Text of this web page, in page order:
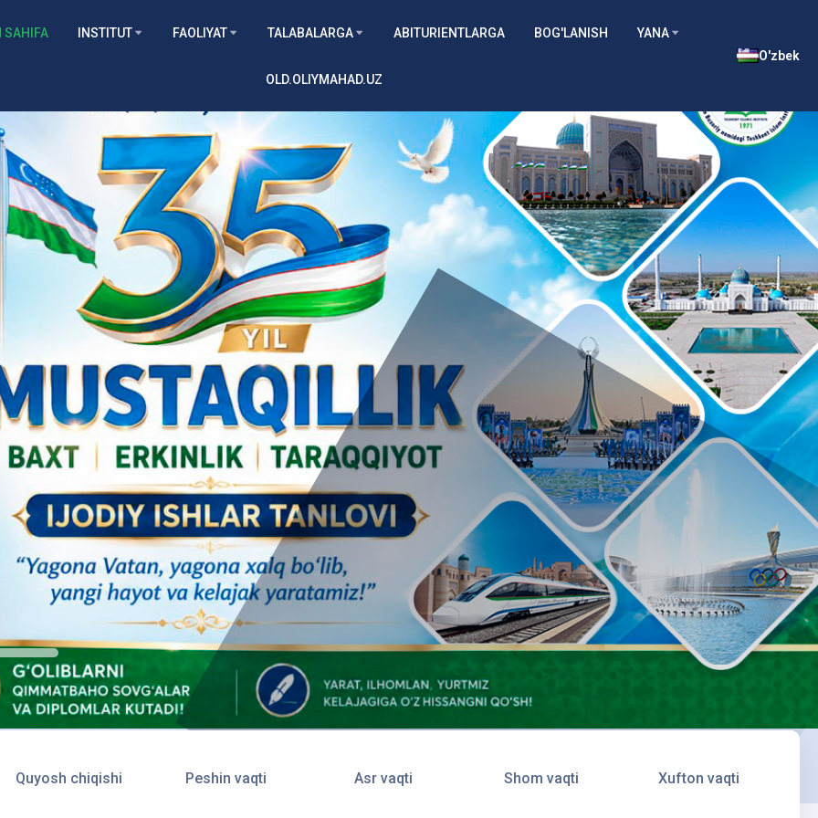
SAHIFA INSTITUT FAOLIYAT TALABALARGA ABITURIENTLARGA BOG'LANISH YANA
OLD.OLIYMAHAD.UZ
O'zbek
Quyosh chiqishi Peshin vaqti Asr vaqti Shom vaqti Xufton vaqti